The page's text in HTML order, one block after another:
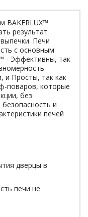
BAKERLUX™
результат
Печи
с основным
- Эффективны, так
и Просты, так как
поваров, которые
без
и
печей
дверцы в
печи не